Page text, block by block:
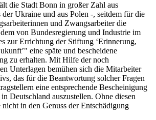
die Stadt Bonn in großer Zahl aus
der Ukraine und aus Polen -, seitdem für die
und Zwangsarbeiter die
von Bundesregierung und Industrie im
zur Errichtung der Stiftung ‘Erinnerung,
eine späte und bescheidene
zu erhalten. Mit Hilfe der noch
Unterlagen bemühen sich die Mitarbeiter
das für die Beantwortung solcher Fragen
eine entsprechende Bescheinigung
Deutschland auszustellen. Ohne diesen
in den Genuss der Entschädigung